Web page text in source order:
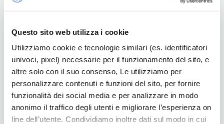
Questo sito web utilizza i cookie
Utilizziamo cookie e tecnologie similari (es. identificatori
univoci, pixel) necessarie per il funzionamento del sito, e
altre solo con il suo consenso, Le utilizziamo per
personalizzare contenuti e funzioni del sito, per fornire
funzionalità dei social media e per analizzare in modo
anonimo il traffico degli utenti e migliorare l’esperienza on
line dell’utente. Condividiamo inoltre dati sul modo in cui
2000 marzo – Barbarano:
restauro Via Crucis Convento
di San Pancrazio